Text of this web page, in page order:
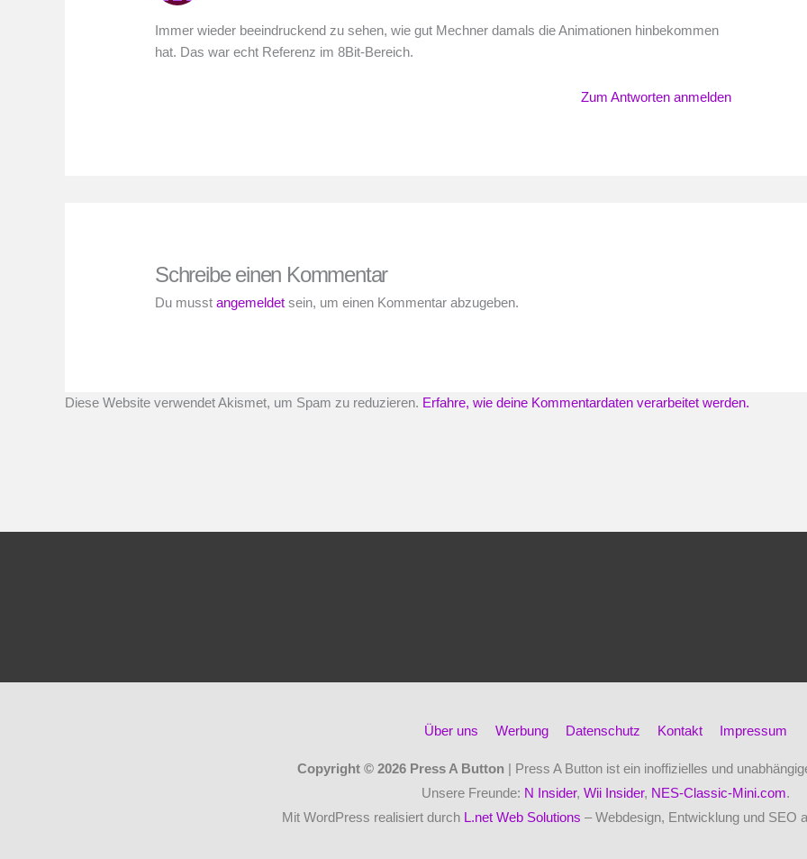
Immer wieder beeindruckend zu sehen, wie gut Mechner damals die Animationen hinbekommen
hat. Das war echt Referenz im 8Bit-Bereich.
Zum Antworten anmelden
Schreibe einen Kommentar
Du musstangemeldet sein, um einen Kommentar abzugeben.
Diese Website verwendet Akismet, um Spam zu reduzieren. Erfahre, wie deine Kommentardaten verarbeitet werden.
Über uns Werbung Datenschutz Kontakt Impressum
Copyright © 2026 Press A Button| Press A Button ist ein inoffizielles und
Unsere Freunde: N Insider, Wii Insider, NES-Classic-Mini.com.
Mit WordPress realisiert durch L.net Web Solutions – Webdesign, Entwicklung und SEO